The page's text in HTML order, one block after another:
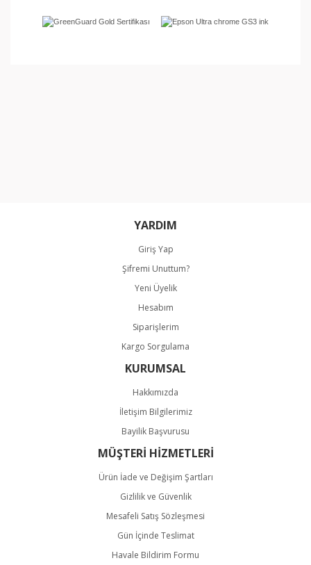
Bu ürüne benzer farklı alternatifler olmalı.
Gönder
YARDIM
Giriş Yap
Şifremi Unuttum?
Yeni Üyelik
Hesabım
Siparişlerim
Kargo Sorgulama
KURUMSAL
Hakkımızda
İletişim Bilgilerimiz
Bayilik Başvurusu
MÜŞTERİ HİZMETLERİ
Ürün İade ve Değişim Şartları
Gizlilik ve Güvenlik
Mesafeli Satış Sözleşmesi
Gün İçinde Teslimat
Havale Bildirim Formu